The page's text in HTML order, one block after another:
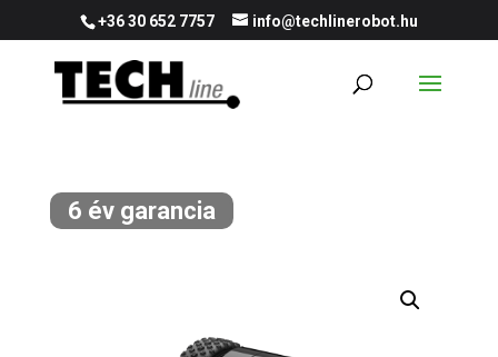
+36 30 652 7757 info@techlinerobot.hu
6 év garancia